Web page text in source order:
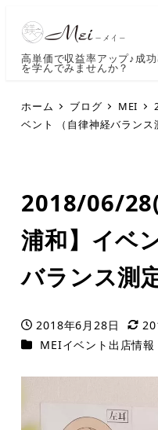
高単価で収益率アップ♪成
を学んでみませんか？
ホーム ブログ MEI
ベント （自律神経バランス
2018/06/
浦和】イベ
バランス測
投稿日
2018年6月28日
更新
カテゴリー
MEIイベント出店情報